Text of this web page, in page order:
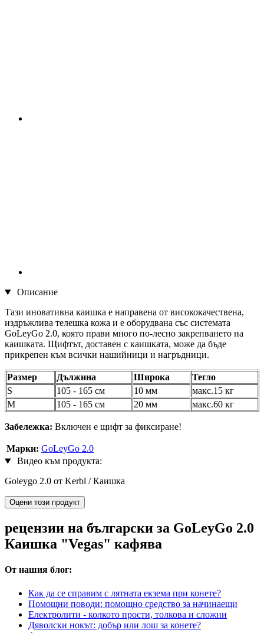
Описание
Тази иновативна каишка е направена от висококачествена,
издръжлива телешка кожа и е оборудвана със системата
GoLeyGo 2.0, която прави много по-лесно закрепването на
каишката. Щифтът, доставен с каишката, може да бъде
прикрепен към всички нашийници и нагръдници.
Размер Дължина Широка
Тегло
S
105 - 165 см 10 мм
макс.15 кг
М
105 - 165 см 20 мм макс.60 кг
Забележка: Включен е щифт за фиксиране!
Марки: GoLeyGo 2.0
Видео към продукта:
Goleygo 2.0 от Kerbl / Каишка
Оцени този продукт
рецензии на български за GoLeyGo 2.0
Каишка "Vegas" кафява
От нашия блог:
Как да се справим с лятната екзема при конете?
Помощни поводи: помощно средство за начинаещи
Електролити - колкото прости, толкова и сложни
Дяволски нокът: добър или лош за конете?